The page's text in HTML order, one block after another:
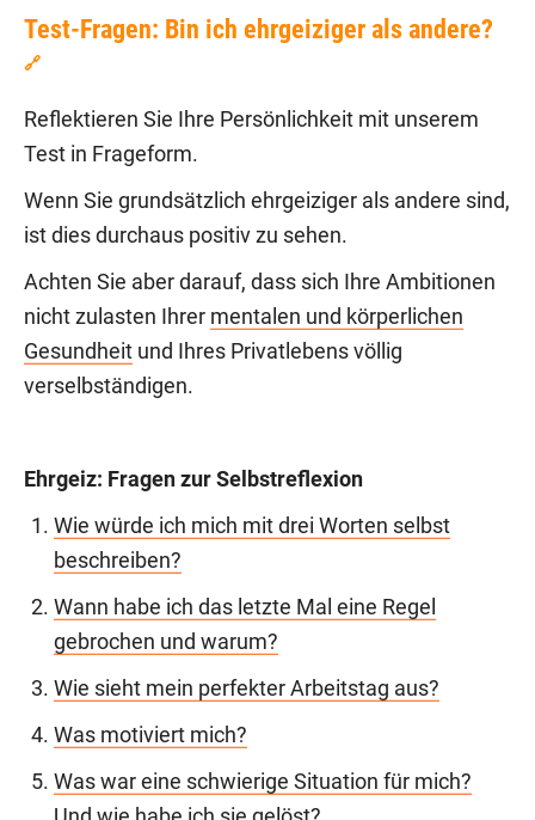
Test-Fragen: Bin ich ehrgeiziger als andere?
🔗
Reflektieren Sie Ihre Persönlichkeit mit unserem
Test in Frageform.
Wenn Sie grundsätzlich ehrgeiziger als andere sind,
ist dies durchaus positiv zu sehen.
Achten Sie aber darauf, dass sich Ihre Ambitionen
nicht zulasten Ihrer mentalen und körperlichen
Gesundheit und Ihres Privatlebens völlig
verselbständigen.
Ehrgeiz: Fragen zur Selbstreflexion
Wie würde ich mich mit drei Worten selbst
beschreiben?
Wann habe ich das letzte Mal eine Regel
gebrochen und warum?
Wie sieht mein perfekter Arbeitstag aus?
Was motiviert mich?
Was war eine schwierige Situation für mich?